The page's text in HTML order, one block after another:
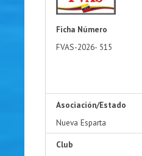
Ficha Número
FVAS-2026- 515
Asociación/Estado
Nueva Esparta
Club